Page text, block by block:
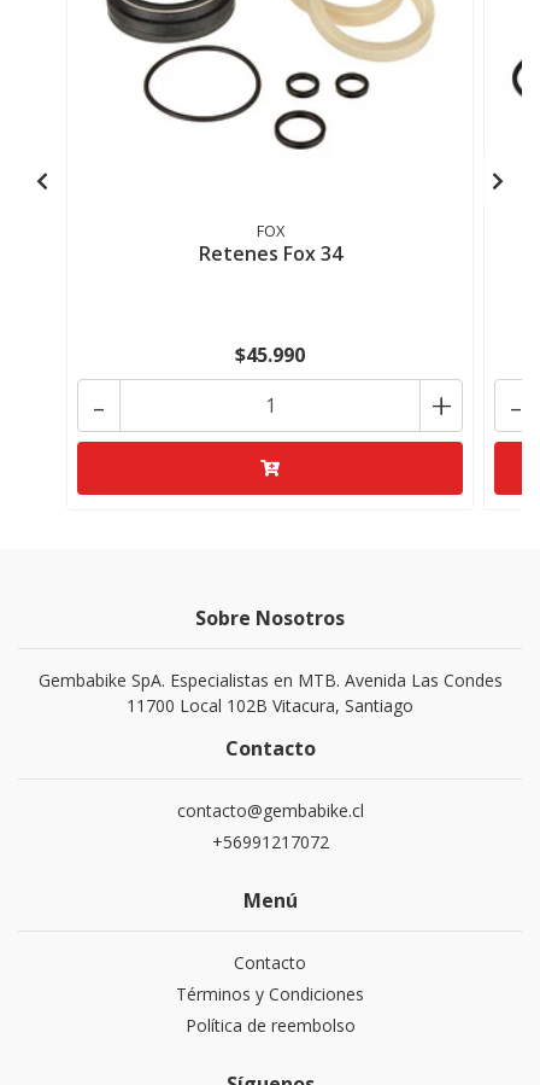
FOX
Retenes Fox 34
$45.990
+
- -
Sobre Nosotros
Gembabike SpA. Especialistas en MTB. Avenida Las Condes
11700 Local 102B Vitacura, Santiago
Contacto
contacto@gembabike.cl
+56991217072
Menú
Contacto
Términos y Condiciones
Política de reembolso